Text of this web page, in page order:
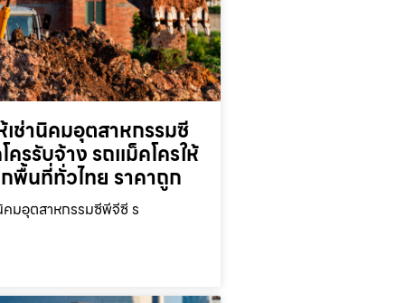
เช่านิคมอุตสาหกรรมซี
รรับจ้าง รถแม็คโครให้
พื้นที่ทั่วไทย ราคาถูก
คมอุตสาหกรรมซีพีจีซี ร